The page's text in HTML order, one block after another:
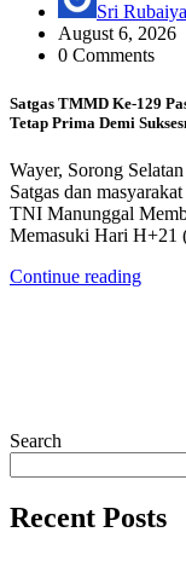
Sri
August 6, 2026
0 Comments
Satgas TMMD Ke-129
Tetap Prima Demi
Wayer, Sorong
Satgas dan
TNI Manunggal
Memasuki Hari
Continue reading
Search
Recent Posts